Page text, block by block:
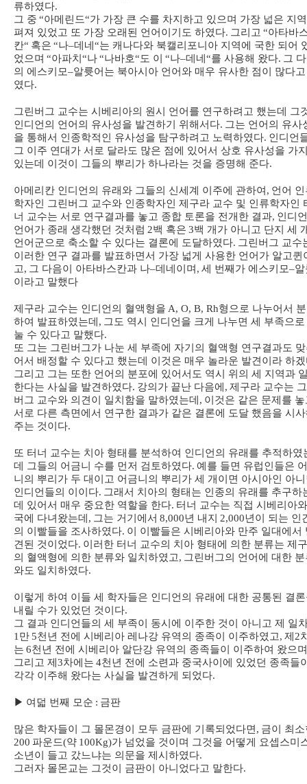
류하였다.
그 중 “아메린드“가 가장 큰 수를 차지하고 있으며 가장 넓은 지
펴져 있었고 또 가장 오래된 언어이기도 하였다. 그리고 “아타바
칸“ 혹은 “나–데네 “는 캐나다와 북캘리포니아 지역에 국한 되어
었으며 “아파치 “나“나바호“도 이 “나–데네 “를 사용해 왔다. 그
의 에스키모–알륫어는 북아시아 언어와 매우 유사한 점이 많다
였다.
그린버그 교수는 시베리아의 원시 언어를 연구하려고 했는데 그
인디언의 언어의 유사성을 발견하기 위해서다. 그는 언어의 유사
을 통해서 인종학적인 유사성을 탐구하려고 노력하였다. 인디언
그 이주 연대가 서로 달라도 많은 점에 있어서 상호 유사성을 가
있는데 이것이 그들의 뿌리가 하나라는 것을 증명해 준다.
아메리칸 인디언의 유래와 그들의 신세계 이주에 관하여 , 언어 인
학자인 그린버그 교수와 인종학자인 제구라 교수 및 인류학자인
너 교수는 서로 연구결과를 놓고 종합 토론을 전개한 결과, 인디
언어가 종래 생각했던 것처럼 2백 혹은 3백 개가 아니고 단지 세
언어군으로 축소할 수 있다는 결론에 도달하였다. 그린버그 교수
이러한 연구 결과를 발표하면서 가장 넓게 사용한 언어가 알고퀸
고, 그 다음이 아타바스칸과 나–데네이며 , 세 번째가 에스키모–
이라고 말했다
제구라 교수는 인디언의 혈액형을 A, O, B, Rh형으로 나누어서
하여 발표하였는데 , 그도 역시 인디언을 크게 나누면 세 부족으로
눌 수 있다고 말했다.
또 그는 그린버그가 나눈 세 부족에 자기의 혈액형 연구결과도
어서 배정할 수 있다고 했는데 이것은 매우 놀라운 발견이라 하
그리고 그는 또한 언어의 분포에 있어서도 역시 위의 세 지역과
한다는 사실을 발견하였다. 강의가 끝난 다음에 , 제구라 교수는
버그 교수와 의견이 일치함을 말하였는데 , 이것은 같은 문제를 놓
서로 다른 측면에서 연구한 결과가 같은 결론에 도달 했음을 시
주는 것이다.
또 터너 교수는 치아 형태를 분석하여 인디언의 유래를 추적하였
데 그들의 어금니 수를 먼저 검토하였다. 예를 들면 유럽인들은
니의 뿌리가 두 대이고 어금니의 뿌리가 세 개이면 아시아인 아
인디언들의 이이다. 그래서 치아의 형태는 인종의 유래를 추구하
데 있어서 매우 중요한 역할을 한다. 터너 교수는 직접 시베리아
국에 다녀왔는데 , 그는 거기에서 8,000년 내지 2,000년이 되는 인
의 이빨들을 조사하였다. 이 이빨들은 시베리아와 만주 일대에서
견된 것이었다. 이러한 터너 교수의 치아 형태에 의한 분류는 제
의 혈액형에 의한 분류와 일치하였고, 그린버그의 언어에 대한 분
와도 일치하였다.
이렇게 하여 이들 세 학자들은 인디언의 유래에 대한 공통된 결
내릴 수가 있었던 것이다.
그 결과 인디언들의 세 부족이 동시에 이주한 것이 아니고 제 일
1 만 5천년 전에 시베리아 레나강 유역의 종족이 이주하였고, 제 2
는 6천년 전에 시베리아 알단강 유역의 종족들이 이주하여 왔으며
그리고 제 3차에는 4천년 전에 소련과 중국사이에 있었던 종족들
각각 이주해 왔다는 사실을 발견하게 되었다.
▶ 여덟 번째 모순 : 금판
많은 학자들이 그 몰몬경이 모두 금판에 기록되었다면 , 금이 최소
200 파운드(약 100Kg)가 넘었을 것이며 그것을 어떻게 요셉스미
소년이 들고 갔느냐는 의문을 제시하였다.
그러자 몰몬교는 그것이 금판이 아니었다고 말한다.